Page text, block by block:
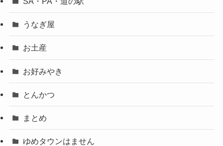
うなぎ屋
お土産
お好みやき
とんかつ
まとめ
ゆめタウンはません